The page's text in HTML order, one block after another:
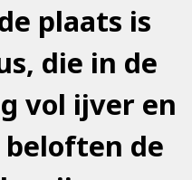
plaats is
die in de
vol ijver en
beloften de